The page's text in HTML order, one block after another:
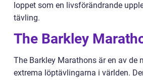
loppet som en livsförändrande
tävling.
The Barkley
The Barkley Marathons är en av de
extrema löptävlingarna i världen.